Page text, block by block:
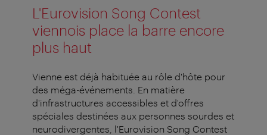
L'Eurovision Song Contest
viennois place la barre encore
plus haut
Vienne est déjà habituée au rôle d'hôte pour
des méga-événements. En matière
d'infrastructures accessibles et d'offres
spéciales destinées aux personnes sourdes et
neurodivergentes, l'Eurovision Song Contest